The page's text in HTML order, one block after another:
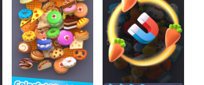
這款令人上癮的 3d 配對遊戲！